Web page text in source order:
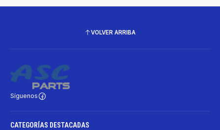
VOLVER ARRIBA
Síguenos
CATEGORÍAS DESTACADAS